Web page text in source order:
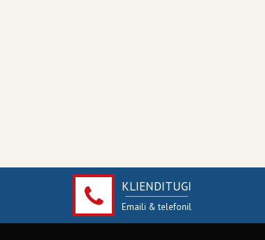
KLIENDITUGI
Emaili & telefonil